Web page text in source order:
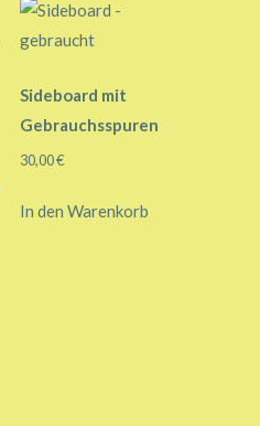
Sideboard mit
Gebrauchsspuren
30,00€
In den Warenkorb